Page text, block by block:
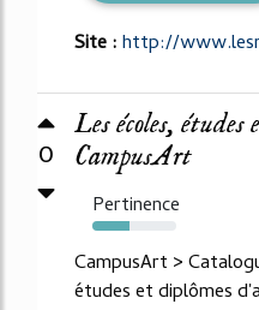
Site :http://
0
Les écoles,
CampusArt
Pertinence
44%
CampusArt >
études et diplômes